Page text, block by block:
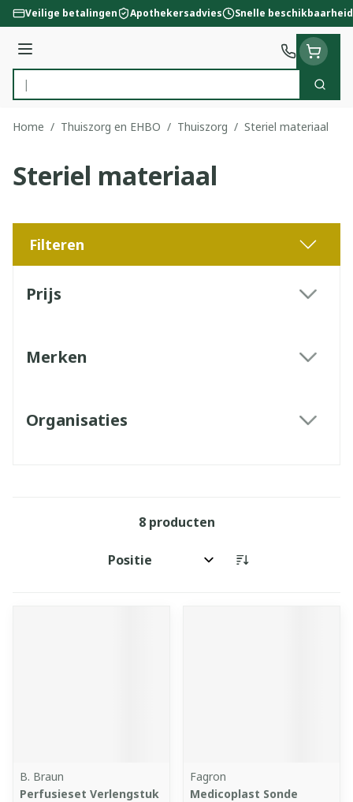
Ga naar de inhoud
Veilige betalingen Apothekersadvies Snelle beschikbaarheid
Menu
Product, merk, categorie...
Zoek
Home / Thuiszorg en EHBO / Thuiszorg / Steriel materiaal
Steriel materiaal
Filteren
Prijs
Merken
Organisaties
8producten
Sorteer op:
B. Braun
Perfusieset Verlengstuk
Fagron
Medicoplast Sonde